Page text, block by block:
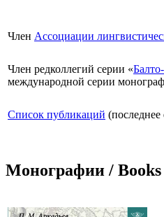
Член Ассоциации
Член редколлегий серии «
международной серии
Список публикаций
Монографии / Books